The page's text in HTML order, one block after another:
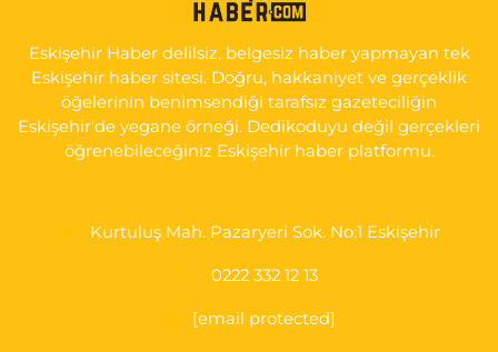
Yol Tarifi Al
Eskişehir Haber delilsiz, belgesiz haber yapmayan tek
Eskişehir haber sitesi. Doğru, hakkaniyet ve gerçeklik
öğelerinin benimsendiği tarafsız gazeteciliğin
Eskişehir'de yegane örneği. Dedikoduyu değil gerçekleri
öğrenebileceğiniz Eskişehir haber platformu.
Kurtuluş Mah. Pazaryeri Sok. No:1 Eskişehir
0222 332 12 13
[email protected]